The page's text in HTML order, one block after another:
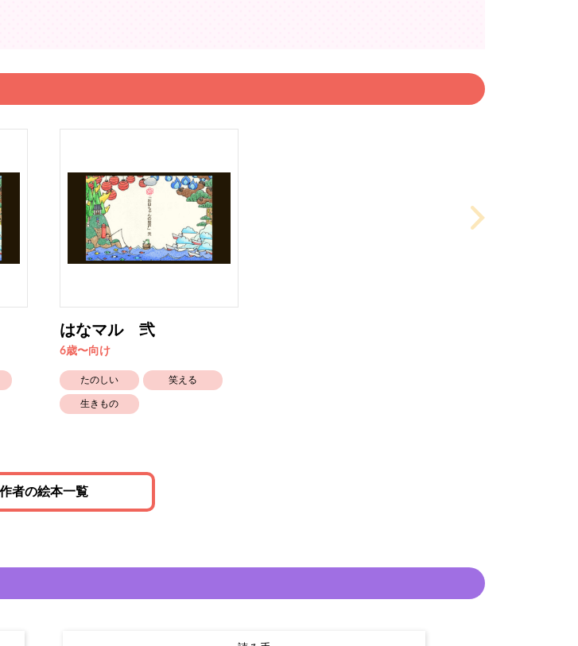
はなマル 弐
6歳〜向け
たのしい 笑える
生きもの
作者の絵本一覧